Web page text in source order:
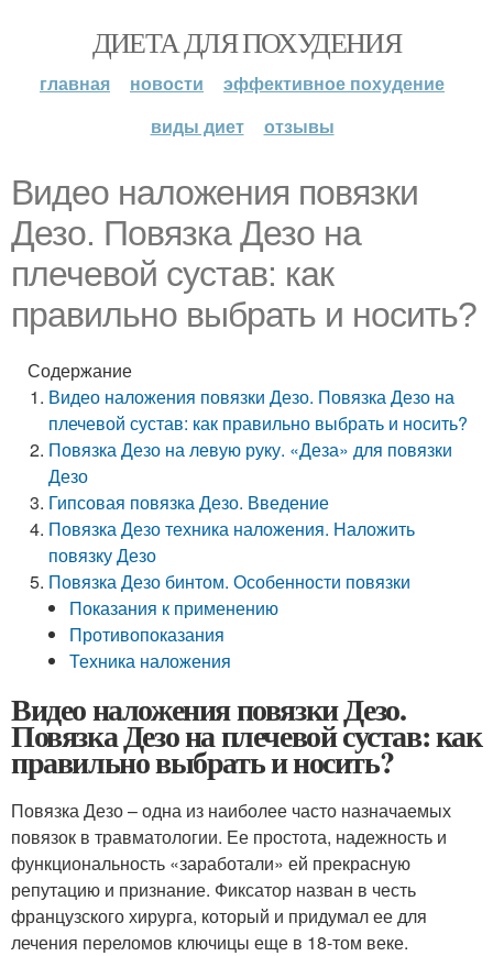
ДИЕТА ДЛЯ ПОХУДЕНИЯ
главная новости
эффективное похудение
виды диет
отзывы
Видео наложения повязки
Дезо. Повязка Дезо на
плечевой сустав: как
правильно выбрать и носить?
Содержание
Видео наложения повязки Дезо. Повязка Дезо на
плечевой сустав: как правильно выбрать и носить?
Повязка Дезо на левую руку. «Деза» для повязки
Дезо
Гипсовая повязка Дезо. Введение
Повязка Дезо техника наложения. Наложить
повязку Дезо
Повязка Дезо бинтом. Особенности повязки
Показания к применению
Противопоказания
Техника наложения
Видео наложения повязки Дезо.
Повязка Дезо на плечевой сустав: как
правильно выбрать и носить?
Повязка Дезо – одна из наиболее часто назначаемых
повязок в травматологии. Ее простота, надежность и
функциональность «заработали» ей прекрасную
репутацию и признание. Фиксатор назван в честь
французского хирурга, который и придумал ее для
лечения переломов ключицы еще в 18-том веке.